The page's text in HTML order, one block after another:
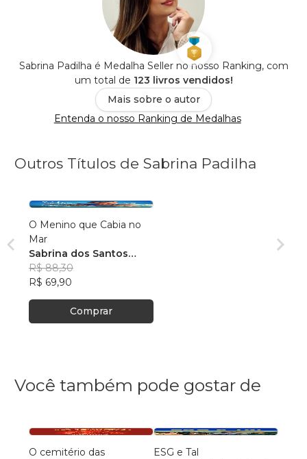
Sabrina Padilha é Medalha Seller no nosso Ranking, com
um total de 123 livros vendidos!
Mais sobre o autor
Entenda o nosso Ranking de Medalhas
Outros Títulos de Sabrina Padilha
O Menino que Cabia no
Mar
Sabrina dos Santos
Padilha
R$ 88,30
R$ 69,90
Comprar
Você também pode gostar de
O cemitério das
ESG e Tal